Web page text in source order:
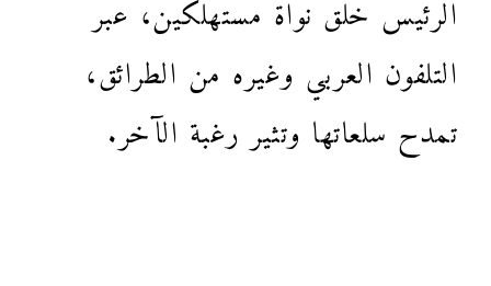
التلفون العربي وغيره من الطرائق،
تمدح سلعاتها وتثير رغبة الآخر.